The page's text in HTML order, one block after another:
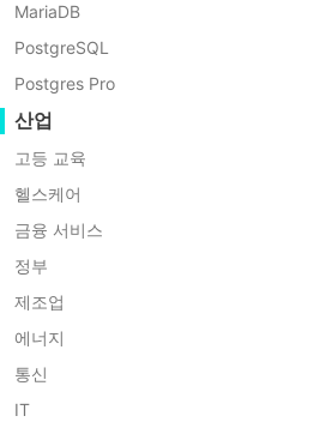
MariaDB
PostgreSQL
Postgres Pro
산업
고등 교육
헬스케어
금융 서비스
정부
제조업
에너지
통신
IT
니다. 반면 VMware는 하드웨어를 공
과 보안성이 뛰어나 대규모 IT 환경에
이 마이그레이션에는 VMware
구로, 물리적 머신과 다른 가상 플랫
VMware vCenter
1. VMware vCenter Converter
2.소스 시스템